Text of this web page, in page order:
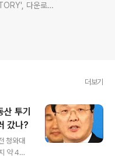
다운로드
나 RSS로!!
더보기
투기
갔나?
청와대
약 4개